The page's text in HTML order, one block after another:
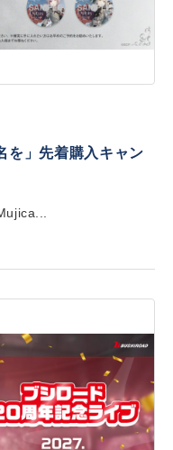
」先着購入キャン